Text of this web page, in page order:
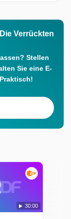
Verrückten
Stellen
Sie eine E-
30:00